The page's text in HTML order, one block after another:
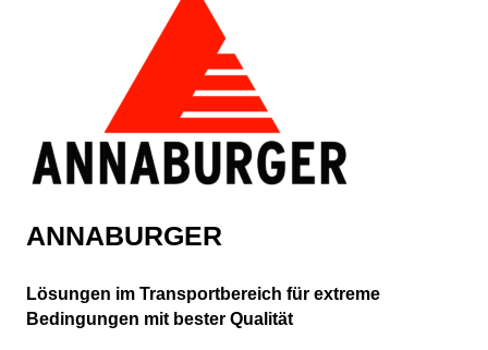
ANNABURGER
Lösungen im Transportbereich für extreme
Bedingungen mit bester Qualität